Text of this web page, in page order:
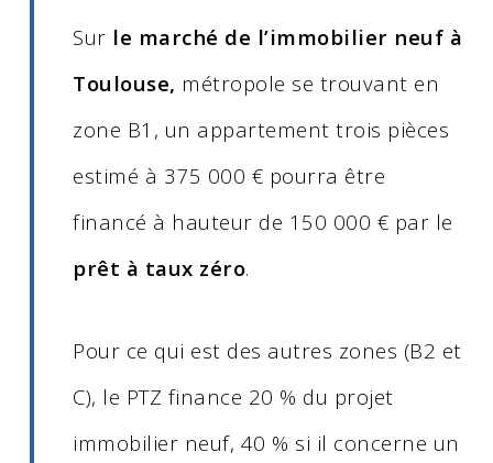
Sur le marché de l’immobilier neuf à
Toulouse, métropole se trouvant en
zone B1, un appartement trois pièces
estimé à 375 000 € pourra être
financé à hauteur de 150 000 € par le
prêt à taux zéro.
Pour ce qui est des autres zones (B2 et
C), le PTZ finance 20 % du projet
immobilier neuf, 40 % si il concerne un